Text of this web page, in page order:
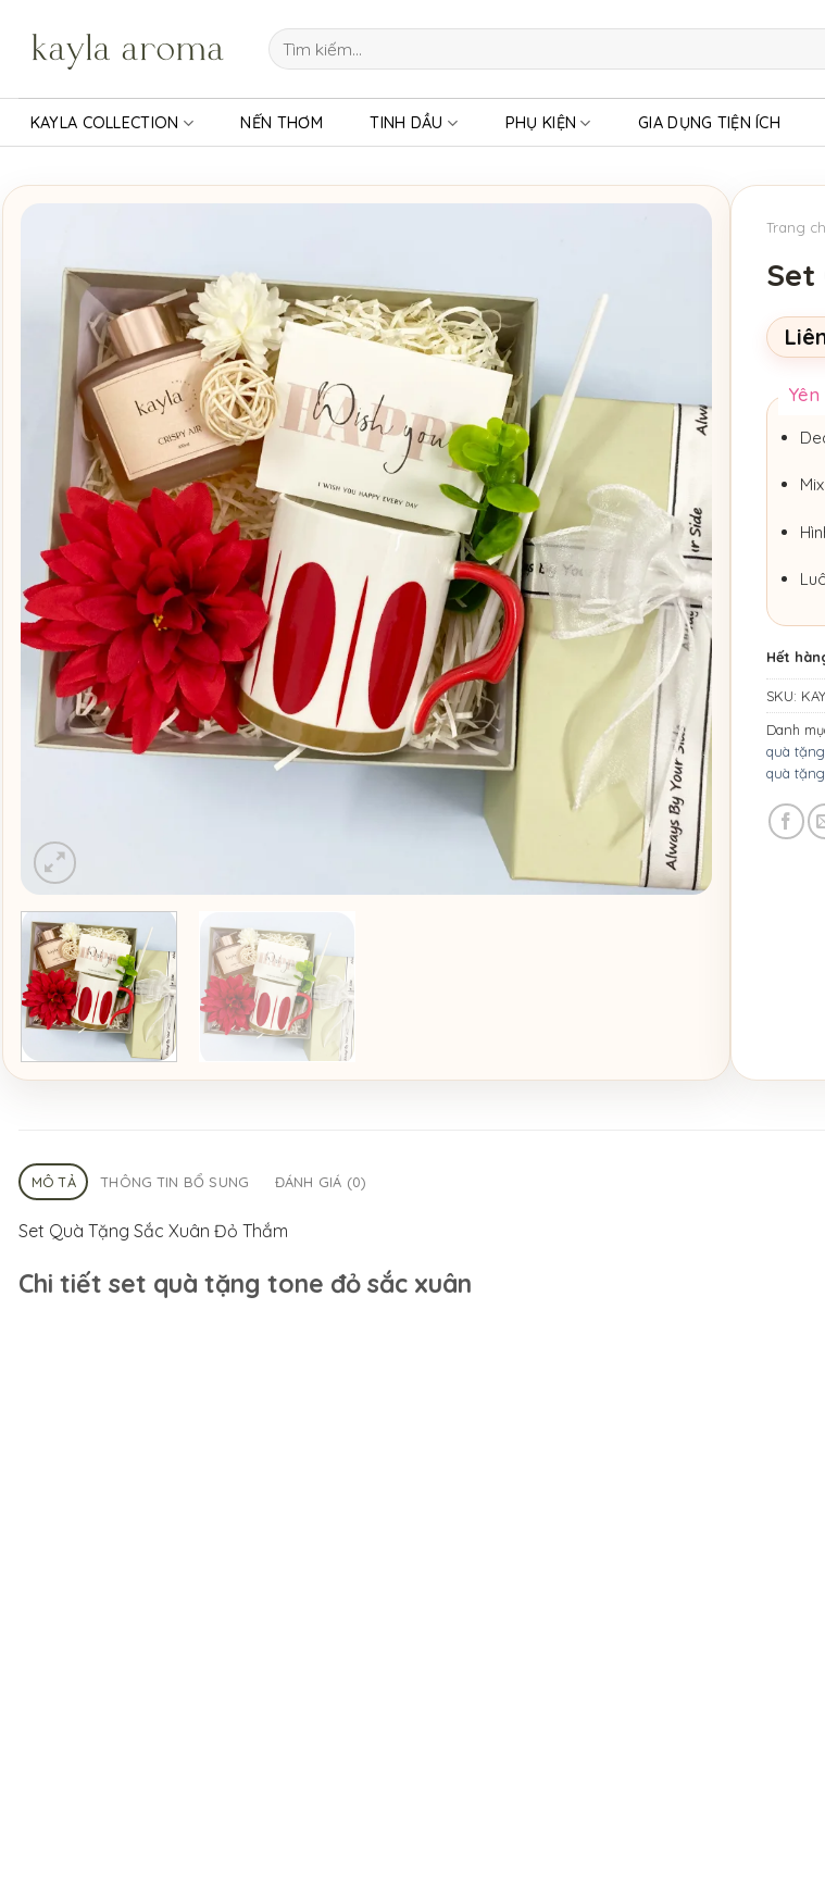
dung
Tìm
kiếm:
KAYLA COLLECTION NẾN THƠM TINH DẦU PHỤ KIỆN GIA DỤNG TIỆN ÍCH
Trang
Set
Hết
SKU:
Danh
quà
quà
MÔ TẢ THÔNG TIN BỔ SUNG ĐÁNH GIÁ (0)
Set Quà Tặng Sắc Xuân Đỏ Thắm
Chi tiết set quà tặng tone đỏ sắc xuân